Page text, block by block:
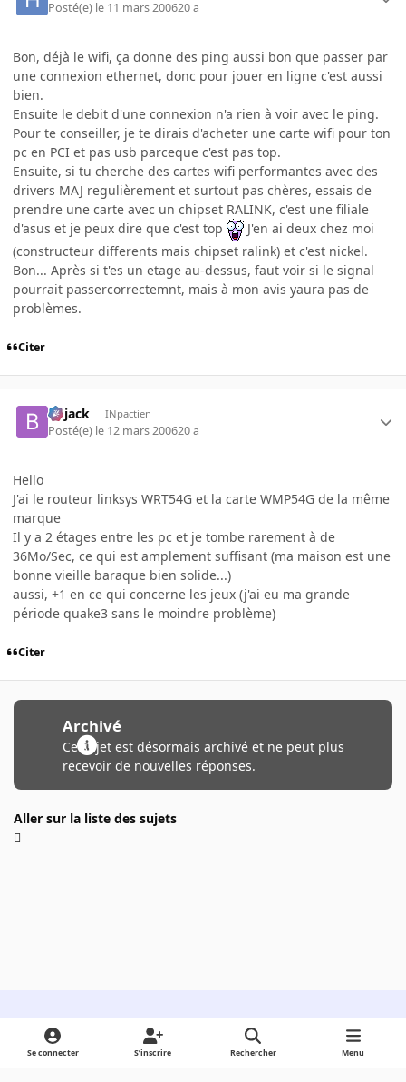
Posté(e) le 11 mars 200620 a
Bon, déjà le wifi, ça donne des ping aussi bon que passer par
une connexion ethernet, donc pour jouer en ligne c'est aussi
bien.
Ensuite le debit d'une connexion n'a rien à voir avec le ping.
Pour te conseiller, je te dirais d'acheter une carte wifi pour ton
pc en PCI et pas usb parceque c'est pas top.
Ensuite, si tu cherche des cartes wifi performantes avec des
drivers MAJ regulièrement et surtout pas chères, essais de
prendre une carte avec un chipset RALINK, c'est une filiale
d'asus et je peux dire que c'est top
J'en ai deux chez moi
(constructeur differents mais chipset ralink) et c'est nickel.
Bon... Après si t'es un etage au-dessus, faut voir si le signal
pourrait passercorrectemnt, mais à mon avis yaura pas de
problèmes.
Citer
Bojack INpactien
Posté(e) le 12 mars 200620 a
Hello
J'ai le routeur linksys WRT54G et la carte WMP54G de la même
marque
Il y a 2 étages entre les pc et je tombe rarement à de
36Mo/Sec, ce qui est amplement suffisant (ma maison est une
bonne vieille baraque bien solide...)
aussi, +1 en ce qui concerne les jeux (j'ai eu ma grande
période quake3 sans le moindre problème)
Citer
Archivé
Ce sujet est désormais archivé et ne peut plus
recevoir de nouvelles réponses.
Aller sur la liste des sujets
Light ModeDark ModeSystem Preference
Se connecter S’inscrire Rechercher Menu